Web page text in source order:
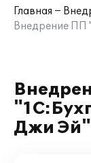
Главная
Внедрение ПП
Джи Эй"